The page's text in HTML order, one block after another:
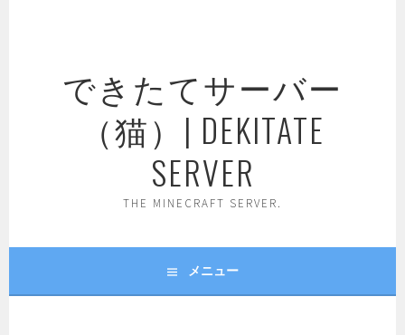
できたてサーバー
（猫）| DEKITATE
SERVER
THE MINECRAFT SERVER.
メニュー